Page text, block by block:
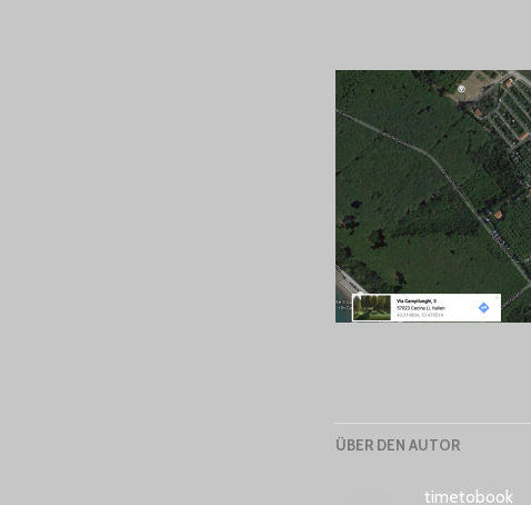
ÜBER DEN AUTOR
timetobook